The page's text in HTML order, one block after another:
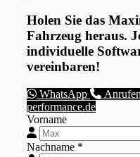
Holen Sie das
Fahrzeug heraus.
individuelle
vereinbaren!
WhatsApp Anrufen
performance.de
Vorname
Nachname *